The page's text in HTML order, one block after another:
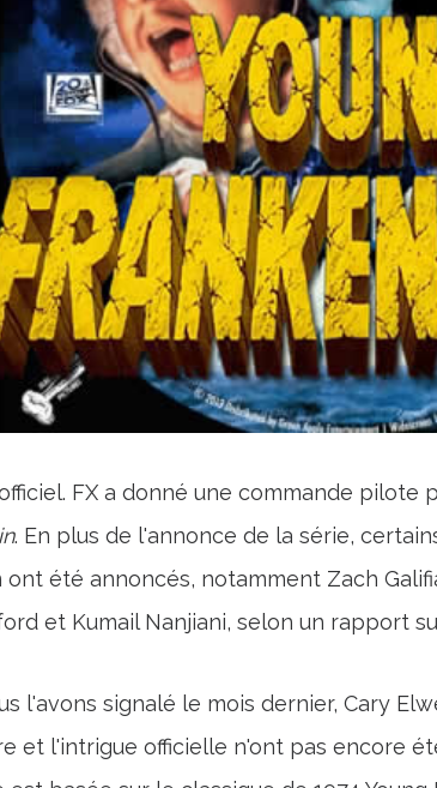
FX a donné une commande pilote
. En plus de l'annonce de la série,
été annoncés, notamment Zach
et Kumail Nanjiani, selon un rapport
l'avons signalé le mois dernier, Cary
et l'intrigue officielle n'ont pas encore